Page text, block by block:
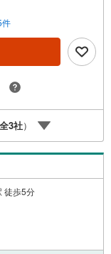
ください。※必ずY
さい。※PayPayボー
。ご案内・詳細な資
でのお問い合わせも
件
全3社）
徒歩5分